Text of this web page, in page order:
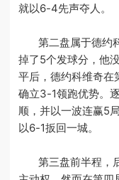
就以6-4先声夺人。
第二盘属于德约科
掉了5个发球分，他
平后，德约科维奇在
确立3-1领跑优势。
顺，并以一波连赢5
以6-1扳回一城。
第三盘前半程，后